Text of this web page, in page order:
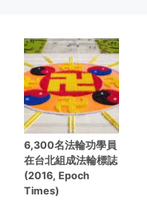
6,300名法輪功學員
在台北組成法輪標誌
(2016, Epoch
Times)